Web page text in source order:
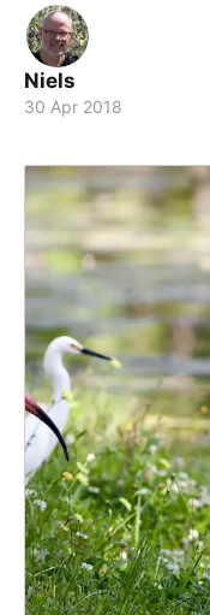
Niels
30 Apr 2018